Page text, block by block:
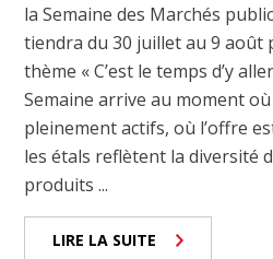
la Semaine des Marchés
tiendra du 30 juillet au 9 août
thème « C’est le temps d’y
Semaine arrive au moment
pleinement actifs, où l’offre
les étals reflètent la diversité
produits ...
LIRE LA SUITE